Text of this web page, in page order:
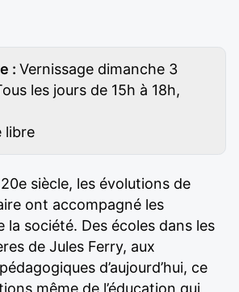
: Vernissage dimanche 3
les jours de 15h à 18h,
libre
siècle, les évolutions de
ont accompagné les
la société. Des écoles dans les
de Jules Ferry, aux
d’aujourd’hui, ce
même de l’éducation qui